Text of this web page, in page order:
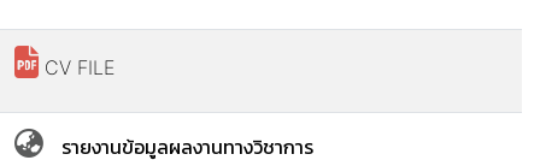
CV FILE
รายงานข้อมูลผลงานทางวิชาการ